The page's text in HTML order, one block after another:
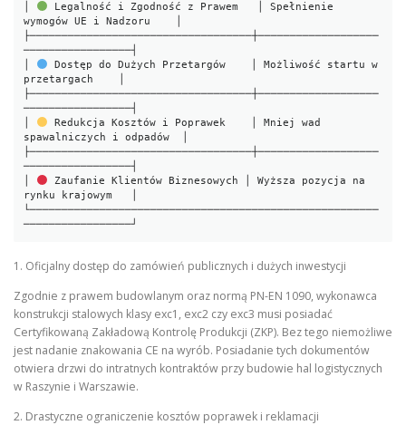
Legalność i Zgodność z Prawem   │ Spełnienie
wymogów UE i Nadzoru    │
├───────────────────────────────────┼───────────────────
─────────────────┤
Dostęp do Dużych Przetargów    │ Możliwość startu w
przetargach    │
├───────────────────────────────────┼───────────────────
─────────────────┤
Redukcja Kosztów i Poprawek    │ Mniej wad
spawalniczych i odpadów  │
├───────────────────────────────────┼───────────────────
─────────────────┤
Zaufanie Klientów Biznesowych │ Wyższa pozycja na
rynku krajowym   │
└───────────────────────────────────────────────────────
1. Oficjalny dostęp do zamówień publicznych i dużych inwestycji
Zgodnie z prawem budowlanym oraz normą PN-EN 1090, wykonawca
konstrukcji stalowych klasy exc1, exc2 czy exc3 musi posiadać
Certyfikowaną Zakładową Kontrolę Produkcji (ZKP). Bez tego niemożliwe
jest nadanie znakowania CE na wyrób. Posiadanie tych dokumentów
otwiera drzwi do intratnych kontraktów przy budowie hal logistycznych
w Raszynie i Warszawie.
2. Drastyczne ograniczenie kosztów poprawek i reklamacji